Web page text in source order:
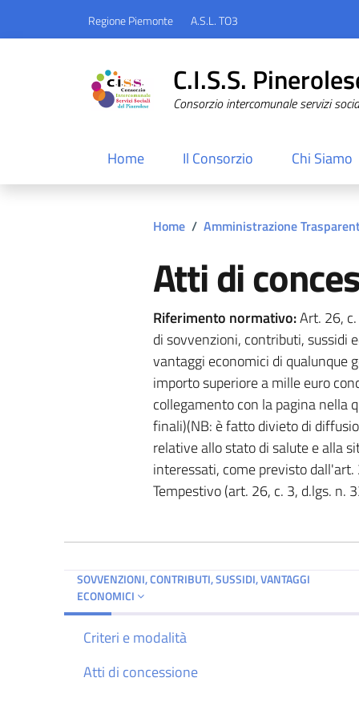
Regione Piemonte A.S.L. TO3
C.I.S.S.
Consorzio intercomunale servizi
Home Il Consorzio Chi Siamo
Home / Amministrazione
Atti di
Riferimento normativo:Art. 26,
di sovvenzioni, contributi, sussidi
vantaggi economici di qualunque
importo superiore a mille euro
collegamento con la pagina nella
finali)(NB: è fatto divieto di
relative allo stato di salute e alla
interessati, come previsto
Tempestivo (art. 26, c. 3, d.lgs. n.
SOVVENZIONI, CONTRIBUTI, SUSSIDI, VANTAGGI
ECONOMICI
Criteri e modalità
Atti di concessione